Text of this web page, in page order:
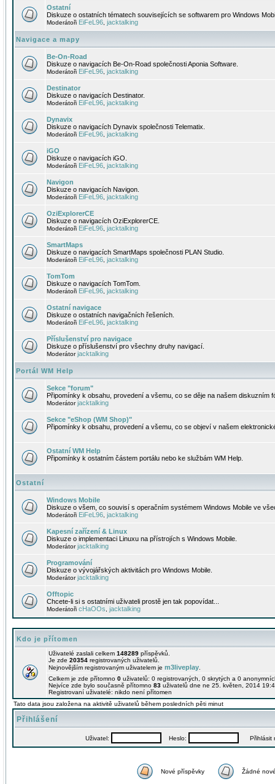
Ostatní
Diskuze o ostatních tématech souvisejících se softwarem pro Windows
Moderátoři EiFeL96 jacktalking
Navigace a mapy
Be-On-Road
Diskuze o navigacích Be-On-Road společnosti Aponia Software.
Moderátoři EiFeL96 jacktalking
Destinator
Diskuze o navigacích Destinator.
Moderátoři EiFeL96 jacktalking
Dynavix
Diskuze o navigacích Dynavix společnosti Telematix.
Moderátoři EiFeL96 jacktalking
iGO
Diskuze o navigacích iGO.
Moderátoři EiFeL96 jacktalking
Navigon
Diskuze o navigacích Navigon.
Moderátoři EiFeL96 jacktalking
OziExplorerCE
Diskuze o navigacích OziExplorerCE.
Moderátoři EiFeL96 jacktalking
SmartMaps
Diskuze o navigacích SmartMaps společnosti PLAN Studio.
Moderátoři EiFeL96 jacktalking
TomTom
Diskuze o navigacích TomTom.
Moderátoři EiFeL96 jacktalking
Ostatní navigace
Diskuze o ostatních navigačních řešeních.
Moderátoři EiFeL96 jacktalking
Příslušenství pro navigace
Diskuze o příslušenství pro všechny druhy navigací.
Moderátorjacktalking
Portál WM Help
Sekce "forum"
Připomínky k obsahu, provedení a všemu, co se děje na našem diskuzním
Moderátorjacktalking
Sekce "eShop (WM Shop)"
Připomínky k obsahu, provedení a všemu, co se objeví v našem
Ostatní WM Help
Připomínky k ostatním částem portálu nebo ke službám WM Help.
Ostatní
Windows Mobile
Diskuze o všem, co souvisí s operačním systémem Windows Mobile ve
Moderátoři EiFeL96 jacktalking
Kapesní zařízení & Linux
Diskuze o implementaci Linuxu na přístrojích s Windows Mobile.
Moderátorjacktalking
Programování
Diskuze o vývojářských aktivitách pro Windows Mobile.
Moderátorjacktalking
Offtopic
Chcete-li si s ostatními uživateli prostě jen tak popovídat...
Moderátoři cHaOOs jacktalking
Kdo je přítomen
Uživatelé zaslali celkem 148289 příspěvků.
Je zde 20354 registrovaných uživatelů.
Nejnovějším registrovaným uživatelem je m3liveplay
Celkem je zde přítomno 0 uživatelů: 0 registrovaných, 0 skrytých a 0
Nejvíce zde bylo současně přítomno 83 uživatelů dne ne 25. květen, 2014
Registrovaní uživatelé: nikdo není přítomen
Tato data jsou založena na aktivitě uživatelů během posledních pěti minut
Přihlášení
Uživatel: Heslo: Přihlásit
Nové příspěvky Žádné